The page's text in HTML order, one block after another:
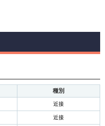
種別
近接
近接